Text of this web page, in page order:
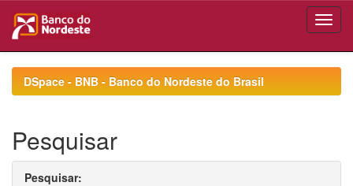
navigationDSpace - BNB - Banco do Nordeste do Brasil
Pesquisar
Pesquisar: